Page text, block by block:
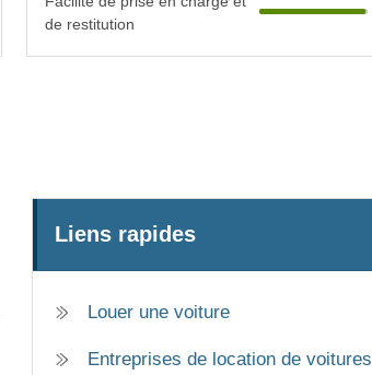
de restitution
Liens rapides
Louer une voiture
Entreprises de location de voitures